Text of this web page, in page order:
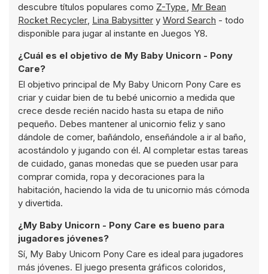
descubre títulos populares como Z-Type, Mr Bean
Rocket Recycler, Lina Babysitter y Word Search - todo
disponible para jugar al instante en Juegos Y8.
¿Cuál es el objetivo de My Baby Unicorn - Pony
Care?
El objetivo principal de My Baby Unicorn Pony Care es
criar y cuidar bien de tu bebé unicornio a medida que
crece desde recién nacido hasta su etapa de niño
pequeño. Debes mantener al unicornio feliz y sano
dándole de comer, bañándolo, enseñándole a ir al baño,
acostándolo y jugando con él. Al completar estas tareas
de cuidado, ganas monedas que se pueden usar para
comprar comida, ropa y decoraciones para la
habitación, haciendo la vida de tu unicornio más cómoda
y divertida.
¿My Baby Unicorn - Pony Care es bueno para
jugadores jóvenes?
Sí, My Baby Unicorn Pony Care es ideal para jugadores
más jóvenes. El juego presenta gráficos coloridos,